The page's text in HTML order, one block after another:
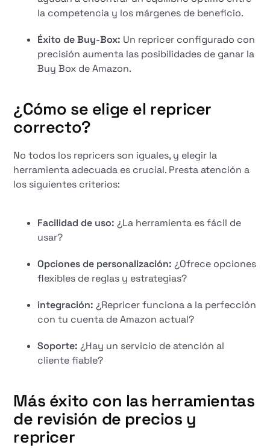
la competencia y los márgenes de beneficio.
Éxito de Buy-Box: Un repricer configurado con
precisión aumenta las posibilidades de ganar la
Buy Box de Amazon.
¿Cómo se elige el repricer
correcto?
No todos los repricers son iguales, y elegir la
herramienta adecuada es crucial. Presta atención a
los siguientes criterios:
Facilidad de uso: ¿La herramienta es fácil de
usar?
Opciones de personalización: ¿Ofrece opciones
flexibles de reglas y estrategias?
integración: ¿Repricer funciona a la perfección
con tu cuenta de Amazon actual?
Soporte: ¿Hay un servicio de atención al
cliente fiable?
Más éxito con las herramientas
de revisión de precios y
repricer